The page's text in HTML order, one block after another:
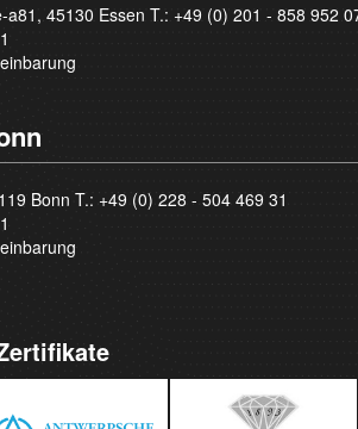
45130 Essen T.: +49 (0) 201 - 858 952
Bonn T.: +49 (0) 228 - 504 469 31